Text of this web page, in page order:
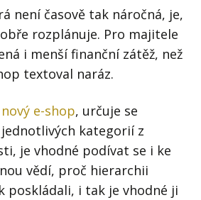
není časově tak náročná, je,
rozplánuje. Pro majitele
i menší finanční zátěž, než
textoval naráz.
nový e-shop, určuje se
kategorií z
je vhodné podívat se i ke
vědí, proč hierarchii
poskládali, i tak je vhodné ji